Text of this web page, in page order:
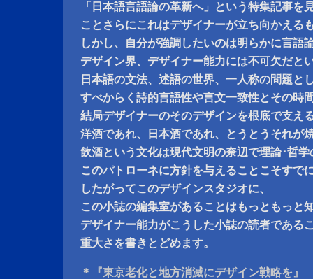
「日本語言語論の革新へ」という特集記事を
ことさらにこれはデザイナーが立ち向かえる
しかし、自分が強調したいのは明らかに言語
デザイン界、デザイナー能力には不可欠だと
日本語の文法、述語の世界、一人称の問題と
すべからく詩的言語性や言文一致性とその時
結局デザイナーのそのデザインを根底で支え
洋酒であれ、日本酒であれ、とうとうそれが
飲酒という文化は現代文明の奈辺で理論･哲
このパトローネに方針を与えることこそすで
したがってこのデザインスタジオに、
この小誌の編集室があることはもっともっと
デザイナー能力がこうした小誌の読者である
重大さを書きとどめます。
＊『東京老化と地方消滅にデザイン戦略を』